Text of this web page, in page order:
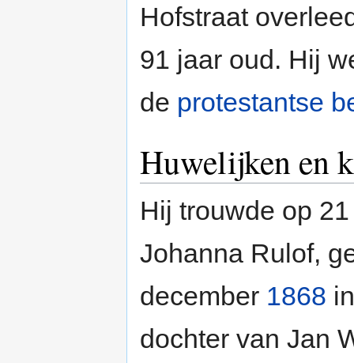
Hofstraat
91 jaar oud. Hij
de protestantse
Huwelijken en
Hij trouwde op
Johanna Rulof,
december 1868
dochter van Jan